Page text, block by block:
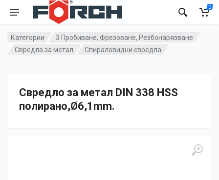
0
Категории
3 Пробиване, Фрезоване, Резбонарязване
Свредла за метал
Спираловидни свредла
Свредло за метал DIN 338 HSS
полиранo,Ø6,1mm.